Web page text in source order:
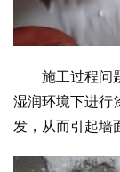
施工过程问
湿润环境下进行
发，从而引起墙